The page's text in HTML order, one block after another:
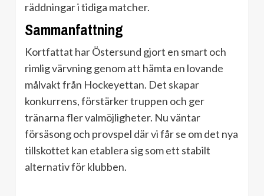
räddningar i tidiga matcher.
Sammanfattning
Kortfattat har Östersund gjort en smart och
rimlig värvning genom att hämta en lovande
målvakt från Hockeyettan. Det skapar
konkurrens, förstärker truppen och ger
tränarna fler valmöjligheter. Nu väntar
försäsong och provspel där vi får se om det nya
tillskottet kan etablera sig som ett stabilt
alternativ för klubben.